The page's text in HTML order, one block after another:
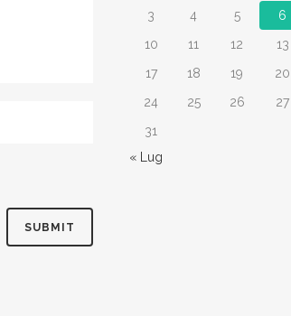
3
4 5 6
10
11 12 13
17
18 19 20
24
25 26 27
31
« Lug